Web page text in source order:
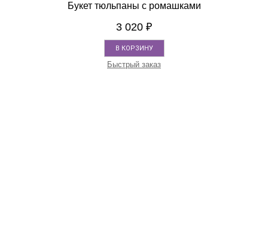
Букет тюльпаны с ромашками
3 020 ₽
В КОРЗИНУ
Быстрый заказ